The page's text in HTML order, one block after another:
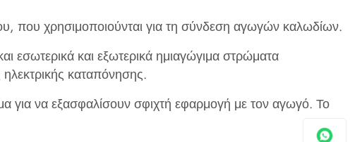
που χρησιμοποιούνται για τη σύνδεση αγωγών καλωδίων.
και εξωτερικά ημιαγώγιμα στρώματα
καταπόνησης.
για να εξασφαλίσουν σφιχτή εφαρμογή με τον αγωγό. Το